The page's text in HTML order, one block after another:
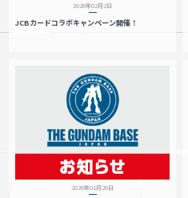
2026年02月2日
JCBカードコラボキャンペーン開催！
2026年01月26日